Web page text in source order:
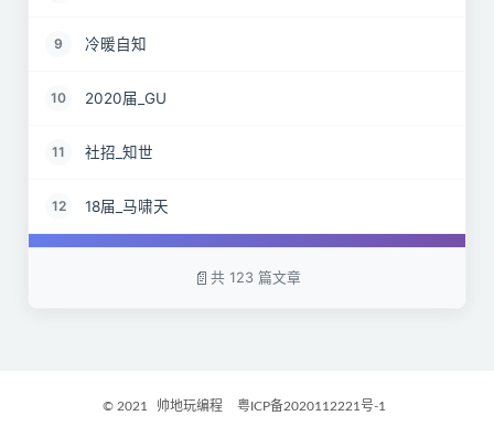
9 冷暖自知
10 2020届_GU
11 社招_知世
12 18届_马啸天
共 123 篇文章
© 2021 帅地玩编程 粤ICP备2020112221号-1